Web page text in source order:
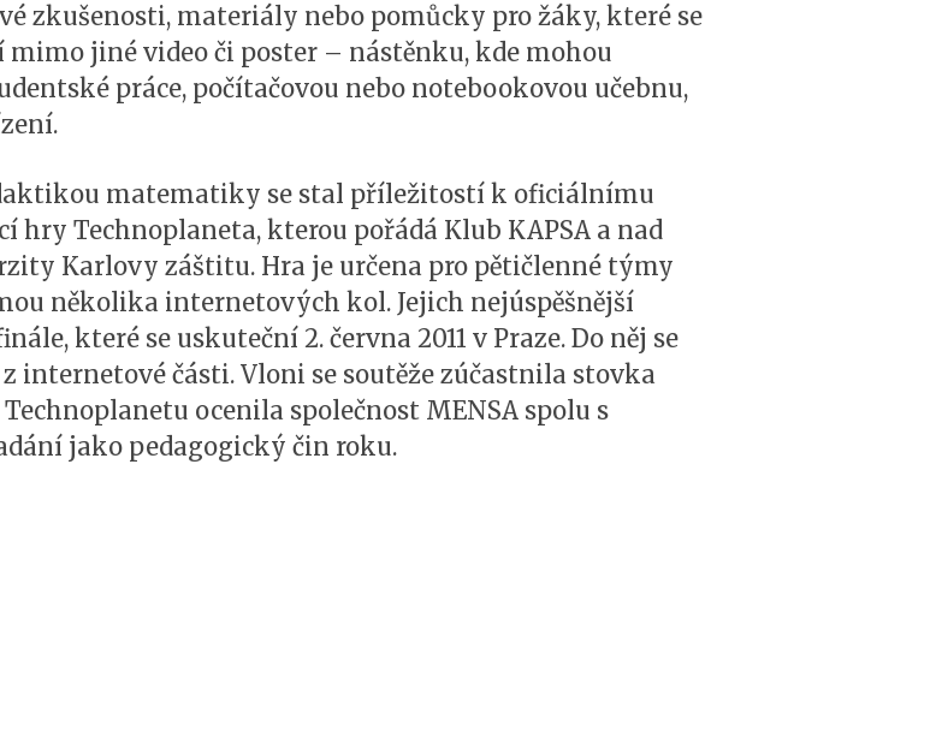
zkušenosti, materiály nebo pomůcky pro žáky, které se
jiné video či poster – nástěnku, kde mohou
práce, počítačovou nebo notebookovou učebnu,
matematiky se stal příležitostí k oficiálnímu
hry Technoplaneta, kterou pořádá Klub KAPSA a nad
Karlovy záštitu. Hra je určena pro pětičlenné týmy
několika internetových kol. Jejich nejúspěšnější
které se uskuteční 2. června 2011 v Praze. Do něj se
internetové části. Vloni se soutěže zúčastnila stovka
ocenila společnost MENSA spolu s
jako pedagogický čin roku.